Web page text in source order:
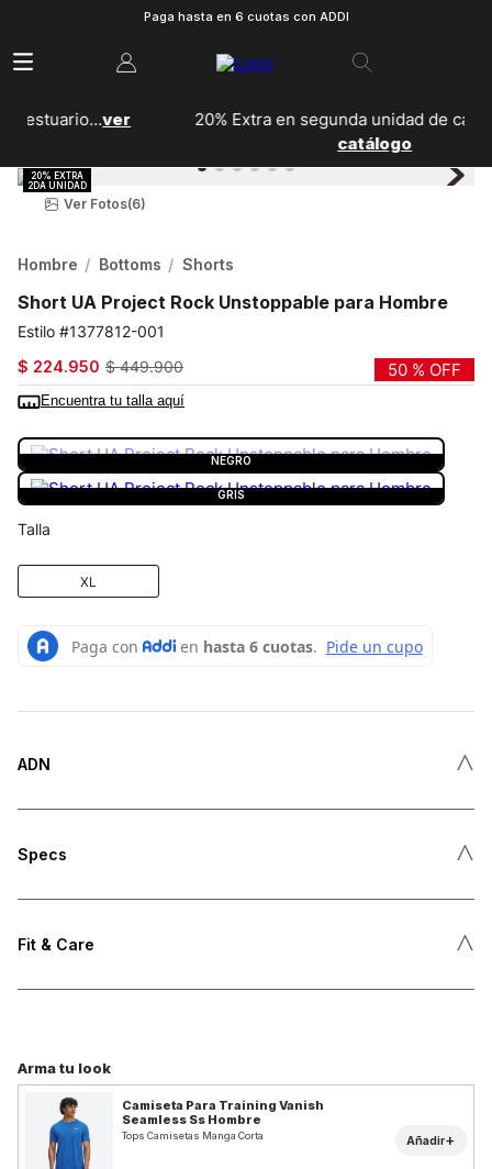
Paga hasta en 6 cuotas con ADDI
20% Extra en segunda unidad de calzado...Ver
Ver Fotos(6)
Hombre Bottoms Shorts
Short UA Project Rock Unstoppable para Hombre
1377812-001
$ 224.950 $ 449.900 50 % OFF
Encuentra tu talla aquí
NEGRO
GRIS
Talla
XL
ADN ˄
Specs ˄
Fit & Care ˄
Arma tu look
Camiseta Para Training Vanish
Seamless Ss Hombre
Tops Camisetas Manga Corta Añadir+